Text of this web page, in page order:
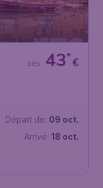
43
Départ de: 09 oct.
Arrivé: 18 oct.